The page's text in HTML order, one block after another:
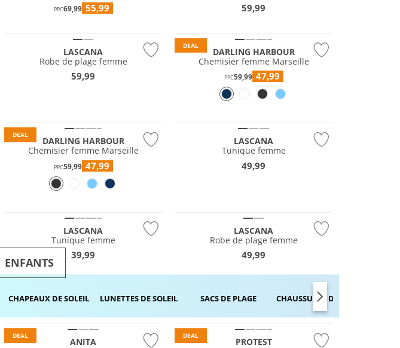
PPC69,99 55,99 59,99
LASCANA
Robe de plage femme
59,99
DEAL
DARLING HARBOUR
Chemisier femme Marseille
PPC59,99 47,99
DEAL
DARLING HARBOUR
Chemisier femme Marseille
PPC59,99 47,99
LASCANA
Tunique femme
49,99
LASCANA
Tunique femme
39,99
LASCANA
Robe de plage femme
49,99
ENFANTS
CHAPEAUX DE SOLEIL LUNETTES DE SOLEIL SACS DE PLAGE CHAUSSURES DE BAIN
DEAL
ANITA
DEAL
PROTEST